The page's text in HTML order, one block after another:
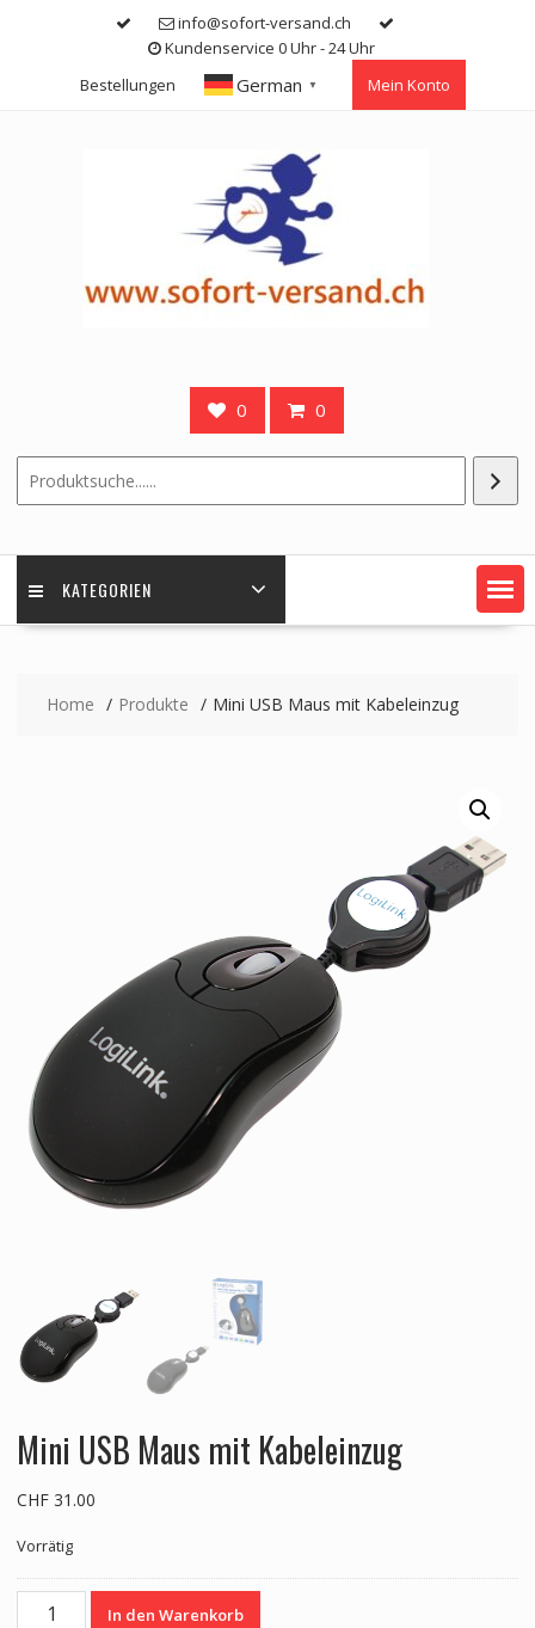
info@sofort-versand.ch
Kundenservice 0 Uhr - 24 Uhr
Bestellungen
German ▼ Mein Konto
0 0
KATEGORIEN
Home Produkte Mini USB Maus mit Kabeleinzug
Mini USB Maus mit Kabeleinzug
CHF31.00
Vorrätig
In den Warenkorb